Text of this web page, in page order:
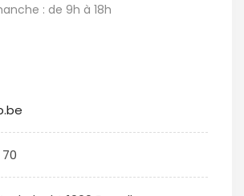
: de 9h à 18h